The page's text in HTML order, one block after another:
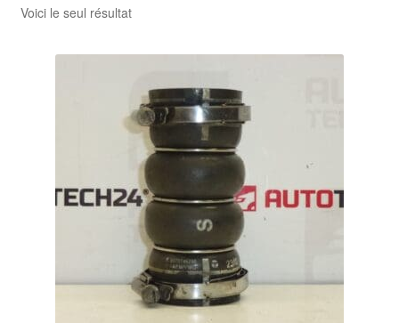
Voici le seul résultat